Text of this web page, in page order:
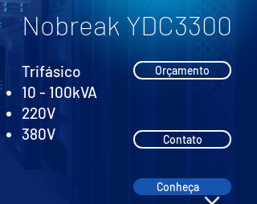
Nobreak YDC3300
Trifásico
10 - 100kVA
220V
380V
Orçamento
Contato
Conheça